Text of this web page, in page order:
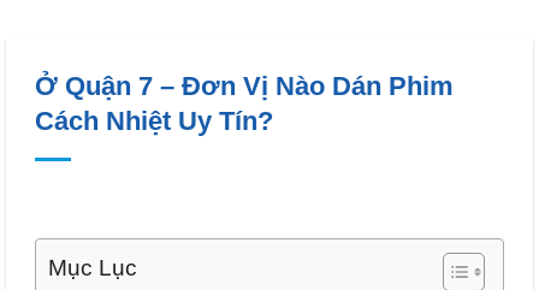
Ở Quận 7 – Đơn Vị Nào Dán Phim
Cách Nhiệt Uy Tín?
Mục Lục